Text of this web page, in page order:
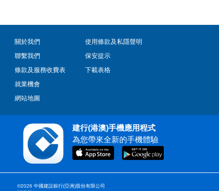
關於我們
聯繫我們
條款及服務收費表
就業機會
網站地圖
使用條款及私隱聲明
保安提示
下載表格
建行(港澳)手機應用程式
為您帶來全新的手機體驗
©2026 中國建設銀行(亞洲)股份有限公司